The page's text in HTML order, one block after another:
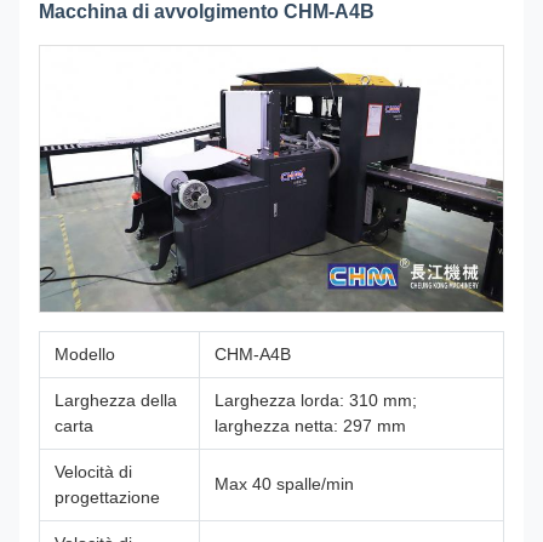
Macchina di avvolgimento CHM-A4B
Modello CHM-A4B
Larghezza della
carta
Larghezza lorda: 310 mm;
larghezza netta: 297 mm
Velocità di
progettazione
Max 40 spalle/min